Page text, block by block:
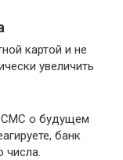
картой и не
увеличить
СМС о будущем
банк
числа.